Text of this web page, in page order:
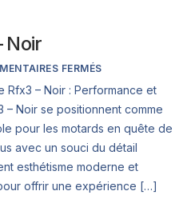
Noir
FERMÉS
Rfx3 – Noir : Performance et
– Noir se positionnent comme
pour les motards en quête de
avec un souci du détail
esthétisme moderne et
offrir une expérience […]